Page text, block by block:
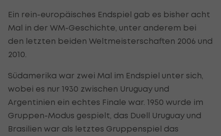
Ein rein-europäisches Endspiel gab es bisher acht
Mal in der WM-Geschichte, unter anderem bei
den letzten beiden Weltmeisterschaften 2006 und
2010.
Südamerika war zwei Mal im Endspiel unter sich,
wobei es nur 1930 zwischen Uruguay und
Argentinien ein echtes Finale war. 1950 wurde im
Gruppen-Modus gespielt, das Duell Uruguay und
Brasilien war als letztes Gruppenspiel das